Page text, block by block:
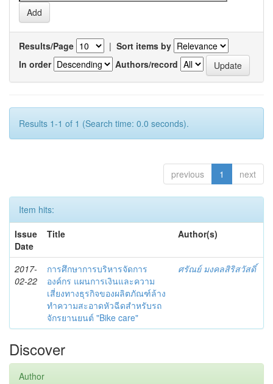
Results/Page | Sort items by
In order
Authors/record
Results 1-1 of 1 (Search time: 0.0 seconds).
previous 1 next
Item hits:
Issue
Date
Title Author(s)
2017-
02-22
การศึกษาการบริหารจัดการ
องค์กร แผนการเงินและความ
เสี่ยงทางธุรกิจของผลิตภัณฑ์ล้าง
ทำความสะอาดหัวฉีดสำหรับรถ
จักรยานยนต์ "Bike care"
ศรัณย์ มงคลสิริสวัสดิ์
Discover
Author